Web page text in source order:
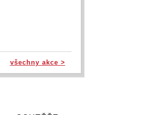
všechny akce >